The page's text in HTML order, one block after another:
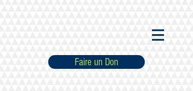
Faire un Don